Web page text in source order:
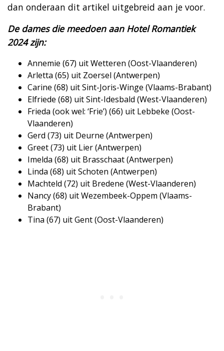
dan onderaan dit artikel uitgebreid aan je voor.
De dames die meedoen aan Hotel Romantiek
2024 zijn:
Annemie (67) uit Wetteren (Oost-Vlaanderen)
Arletta (65) uit Zoersel (Antwerpen)
Carine (68) uit Sint-Joris-Winge (Vlaams-Brabant)
Elfriede (68) uit Sint-Idesbald (West-Vlaanderen)
Frieda (ook wel: ‘Frie’) (66) uit Lebbeke (Oost-
Vlaanderen)
Gerd (73) uit Deurne (Antwerpen)
Greet (73) uit Lier (Antwerpen)
Imelda (68) uit Brasschaat (Antwerpen)
Linda (68) uit Schoten (Antwerpen)
Machteld (72) uit Bredene (West-Vlaanderen)
Nancy (68) uit Wezembeek-Oppem (Vlaams-
Brabant)
Tina (67) uit Gent (Oost-Vlaanderen)